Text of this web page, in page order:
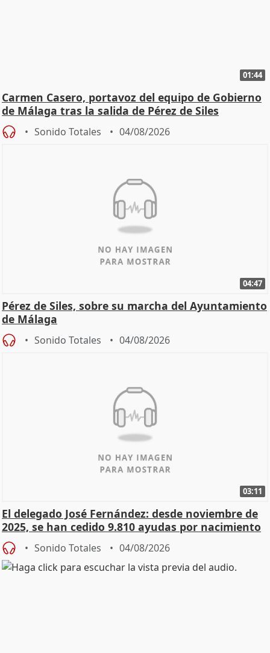
01:44
Carmen Casero, portavoz del equipo de Gobierno
de Málaga tras la salida de Pérez de Siles
Sonido Totales 04/08/2026
04:47
Pérez de Siles, sobre su marcha del Ayuntamiento
de Málaga
Sonido Totales 04/08/2026
03:11
El delegado José Fernández: desde noviembre de
2025, se han cedido 9.810 ayudas por nacimiento
Sonido Totales 04/08/2026